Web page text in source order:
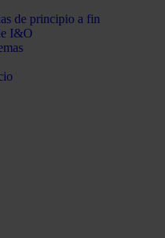
de principio a fin
I&O